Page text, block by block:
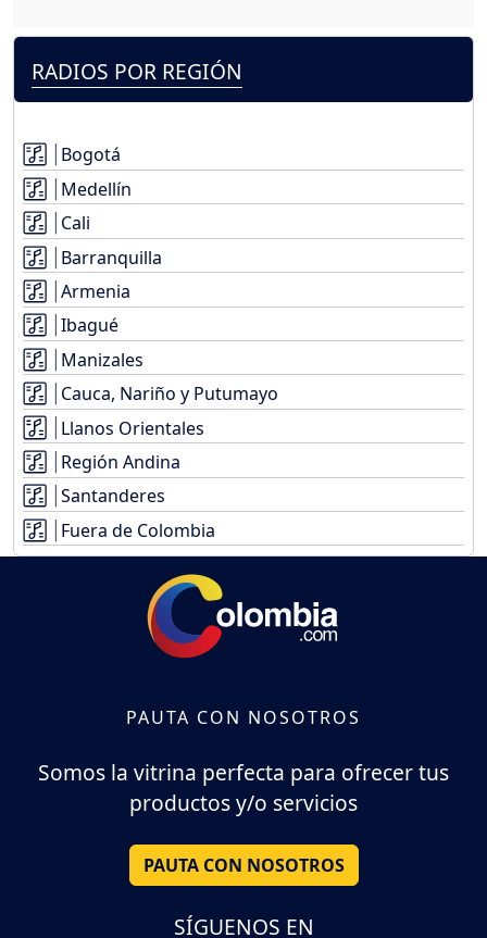
RADIOS POR REGIÓN
Bogotá
Medellín
Cali
Barranquilla
Armenia
Ibagué
Manizales
Cauca, Nariño y Putumayo
Llanos Orientales
Región Andina
Santanderes
Fuera de Colombia
PAUTA CON NOSOTROS
Somos la vitrina perfecta para ofrecer tus
productos y/o servicios
PAUTA CON NOSOTROS
SÍGUENOS EN